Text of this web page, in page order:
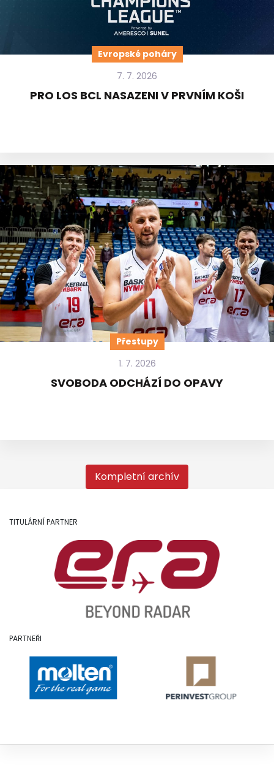
Evropské poháry
7. 7. 2026
PRO LOS BCL NASAZENI V PRVNÍM KOŠI
Přestupy
1. 7. 2026
SVOBODA ODCHÁZÍ DO OPAVY
Kompletní archív
TITULÁRNÍ PARTNER
PARTNEŘI